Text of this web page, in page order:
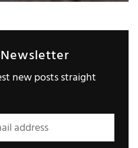
new posts straight